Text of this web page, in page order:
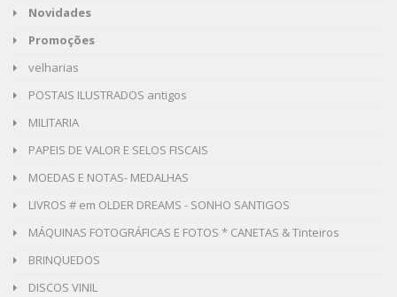
Novidades
Promoções
velharias
POSTAIS ILUSTRADOS antigos
MILITARIA
PAPEIS DE VALOR E SELOS FISCAIS
MOEDAS E NOTAS- MEDALHAS
LIVROS # em OLDER DREAMS - SONHO SANTIGOS
MÁQUINAS FOTOGRÁFICAS E FOTOS * CANETAS & Tinteiros
BRINQUEDOS
DISCOS VINIL